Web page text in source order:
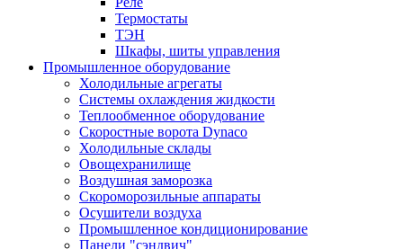
Термостаты
ТЭН
Шкафы, шиты управления
Промышленное оборудование
Холодильные агрегаты
Системы охлаждения жидкости
Теплообменное оборудование
Скоростные ворота Dynaco
Холодильные склады
Овощехранилище
Воздушная заморозка
Скороморозильные аппараты
Осушители воздуха
Промышленное кондиционирование
Панели "сэндвич"